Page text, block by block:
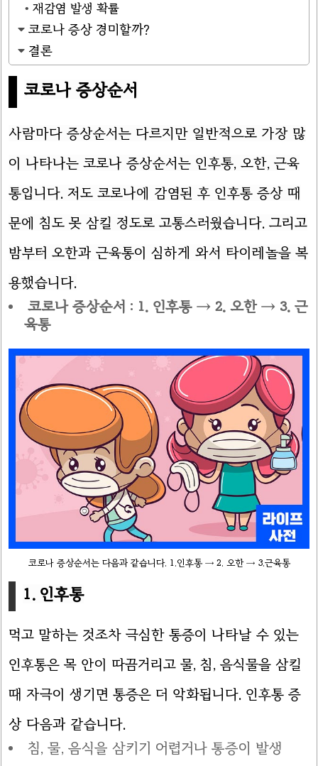
재감염 발생 확률
코로나 증상 경미할까?
결론
코로나 증상순서
사람마다 증상순서는 다르지만 일반적으로 가장 많
이 나타나는 코로나 증상순서는 인후통, 오한, 근육
통입니다. 저도 코로나에 감염된 후 인후통 증상 때
문에 침도 못 삼킬 정도로 고통스러웠습니다. 그리고
밤부터 오한과 근육통이 심하게 와서 타이레놀을 복
용했습니다.
코로나 증상순서 : 1. 인후통 → 2. 오한 → 3. 근
육통
코로나 증상순서는 다음과 같습니다. 1.인후통 → 2. 오한 → 3.근육통
1. 인후통
먹고 말하는 것조차 극심한 통증이 나타날 수 있는
인후통은 목 안이 따끔거리고 물, 침, 음식물을 삼킬
때 자극이 생기면 통증은 더 악화됩니다. 인후통 증
상 다음과 같습니다.
침, 물, 음식을 삼키기 어렵거나 통증이 발생